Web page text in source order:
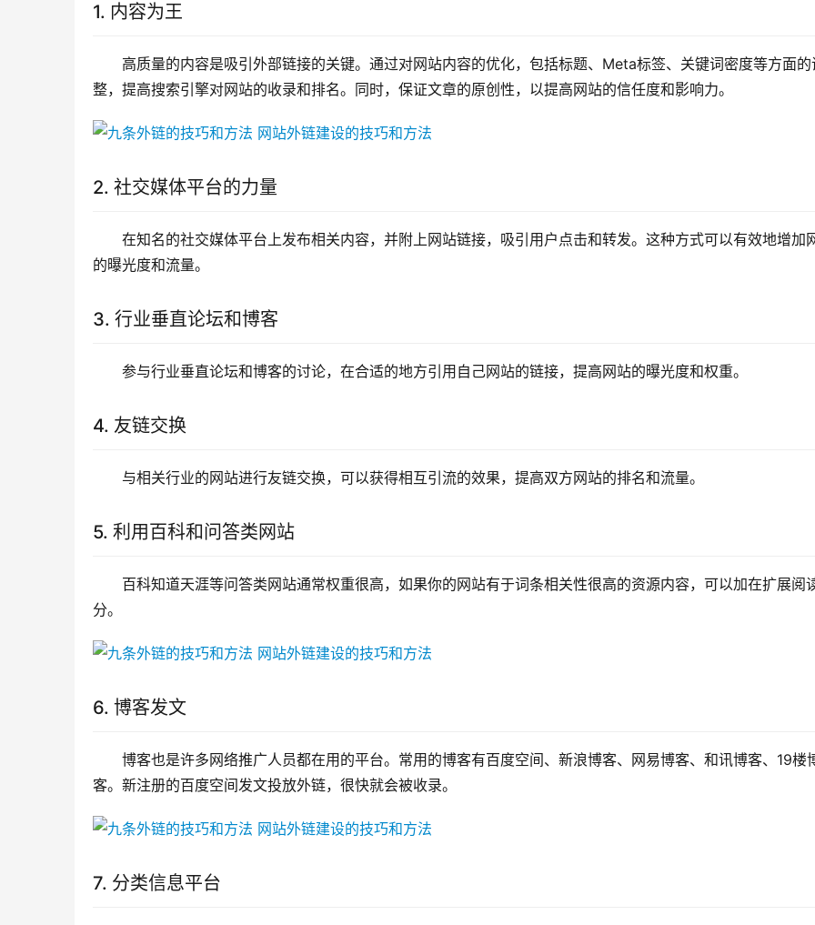
1. 内容为王
高质量的内容是吸引外部链接的关键。通过对网站内容的优化，包括标题、Meta标签、关键词密度等方面的
整，提高搜索引擎对网站的收录和排名。同时，保证文章的原创性，以提高网站的信任度和影响力。
2. 社交媒体平台的力量
在知名的社交媒体平台上发布相关内容，并附上网站链接，吸引用户点击和转发。这种方式可以有效地增加
的曝光度和流量。
3. 行业垂直论坛和博客
参与行业垂直论坛和博客的讨论，在合适的地方引用自己网站的链接，提高网站的曝光度和权重。
4. 友链交换
与相关行业的网站进行友链交换，可以获得相互引流的效果，提高双方网站的排名和流量。
5. 利用百科和问答类网站
百科知道天涯等问答类网站通常权重很高，如果你的网站有于词条相关性很高的资源内容，可以加在扩展阅
分。
6. 博客发文
博客也是许多网络推广人员都在用的平台。常用的博客有百度空间、新浪博客、网易博客、和讯博客、19楼
客。新注册的百度空间发文投放外链，很快就会被收录。
7. 分类信息平台